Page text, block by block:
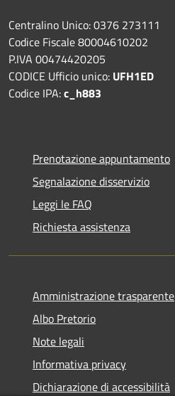
Centralino Unico: 0376 273111
Codice Fiscale 80004610202
P.IVA 00474420205
CODICE Ufficio unico: UFH1ED
Codice IPA:c_h883
Prenotazione appuntamento
Segnalazione disservizio
Leggi le FAQ
Richiesta assistenza
Amministrazione trasparente
Albo Pretorio
Note legali
Informativa privacy
Dichiarazione di accessibilità